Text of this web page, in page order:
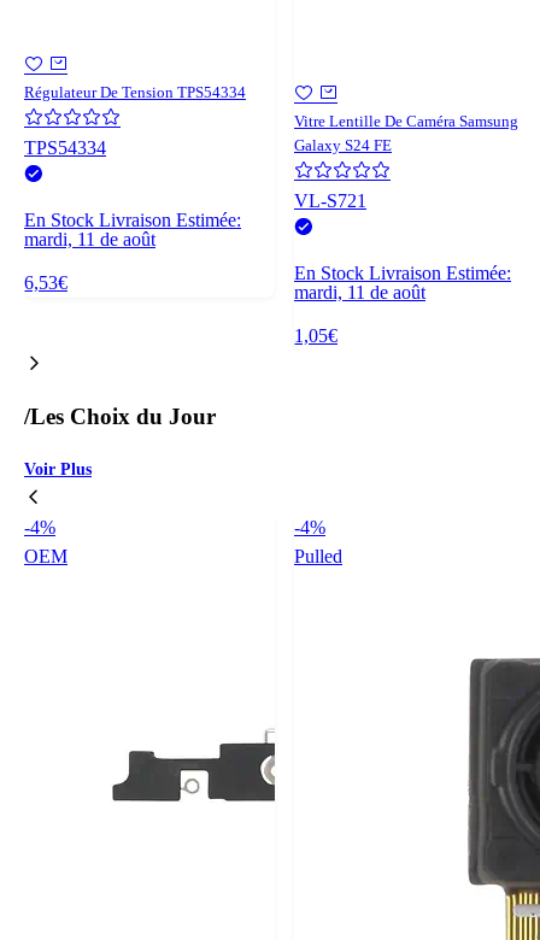
Régulateur De Tension TPS54334
TPS54334
En Stock Livraison Estimée:
mardi, 11 de août
6,53€
Vitre Lentille De Caméra Samsung
Galaxy S24 FE
VL-S721
En Stock Livraison Estimée:
mardi, 11 de août
1,05€
/Les Choix du Jour
Voir Plus
-4%
OEM
-4%
Pulled